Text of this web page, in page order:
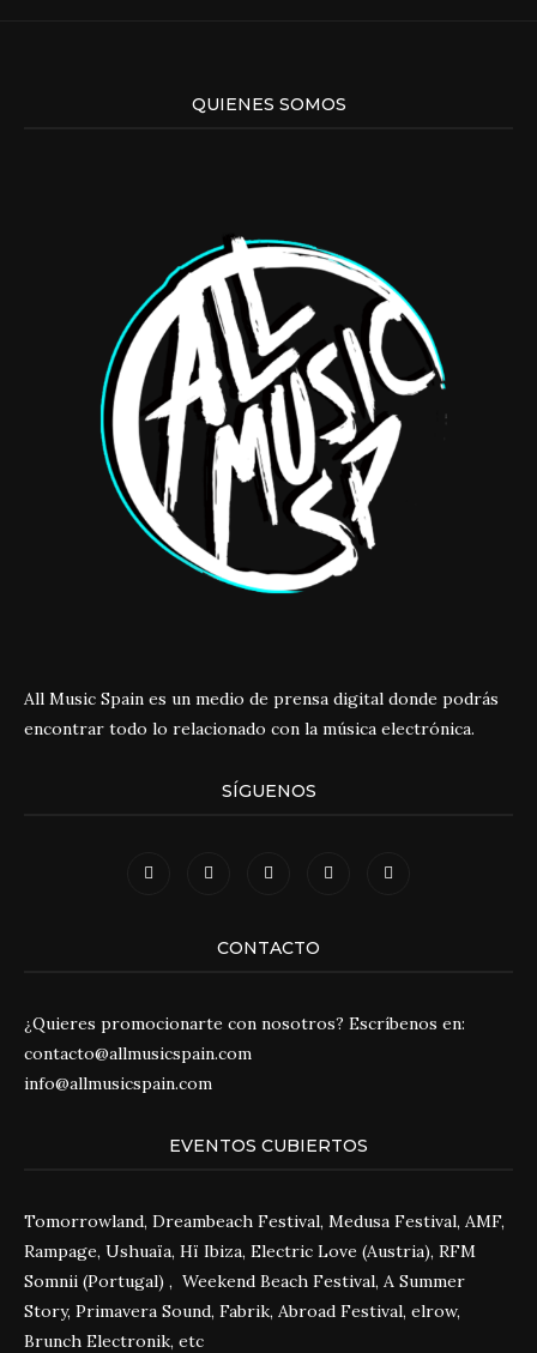
QUIENES SOMOS
All Music Spain es un medio de prensa digital donde podrás
encontrar todo lo relacionado con la música electrónica.
SÍGUENOS
CONTACTO
¿Quieres promocionarte con nosotros? Escríbenos en:
contacto@allmusicspain.com
info@allmusicspain.com
EVENTOS CUBIERTOS
Tomorrowland, Dreambeach Festival, Medusa Festival, AMF,
Rampage, Ushuaïa, Hï Ibiza, Electric Love (Austria), RFM
Somnii (Portugal) , Weekend Beach Festival, A Summer
Story, Primavera Sound, Fabrik, Abroad Festival, elrow,
Brunch Electronik, etc